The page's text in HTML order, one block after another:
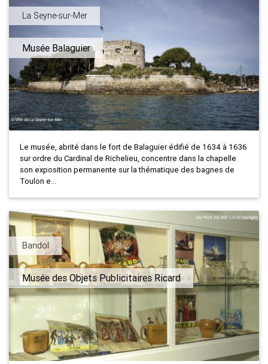
La Seyne-sur-Mer
Musée Balaguier
Le musée, abrité dans le fort de Balaguier édifié de 1634 à 1636
sur ordre du Cardinal de Richelieu, concentre dans la chapelle
son exposition permanente sur la thématique des bagnes de
Toulon e...
Bandol
Musée des Objets Publicitaires Ricard